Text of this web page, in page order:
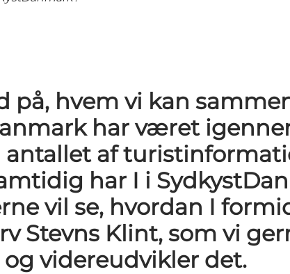
på, hvem vi kan
har været
af
har I i
vil se, hvordan I
Stevns Klint, som vi
videreudvikler det.